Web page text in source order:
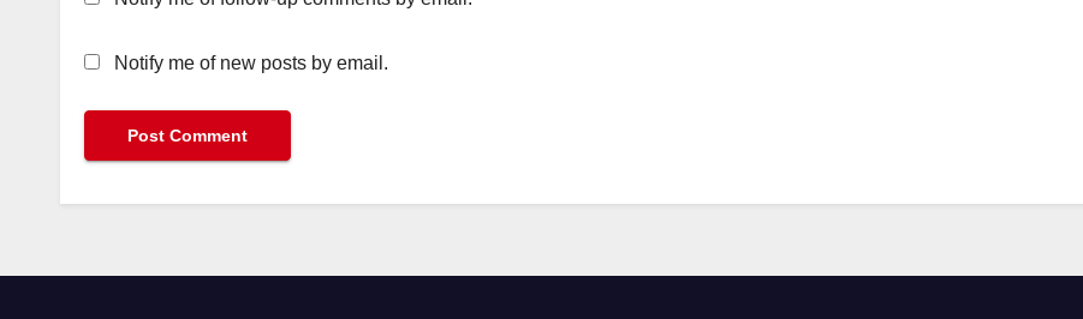
Notify me of new posts by email.